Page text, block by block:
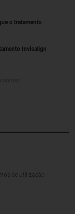
o tratamento
Invisalign
de utilização